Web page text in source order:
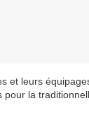
et leurs
pour la